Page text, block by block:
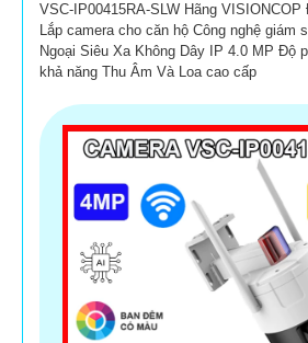
VSC-IP00415RA-SLW Hãng
Lắp camera cho căn hộ Công nghệ giám
Ngoại Siêu Xa Không Dây IP 4.0 MP Độ
khả năng Thu Âm Và Loa cao cấp